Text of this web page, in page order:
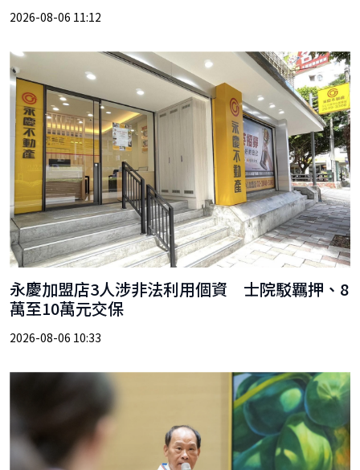
2026-08-06 11:12
永慶加盟店3人涉非法利用個資 士院駁羈押、8
萬至10萬元交保
2026-08-06 10:33